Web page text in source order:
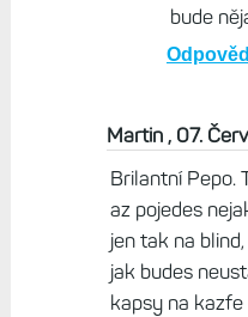
bude
Martin , 07.
Brilantní Pepo.
az pojedes
jen tak na
jak budes
kapsy na